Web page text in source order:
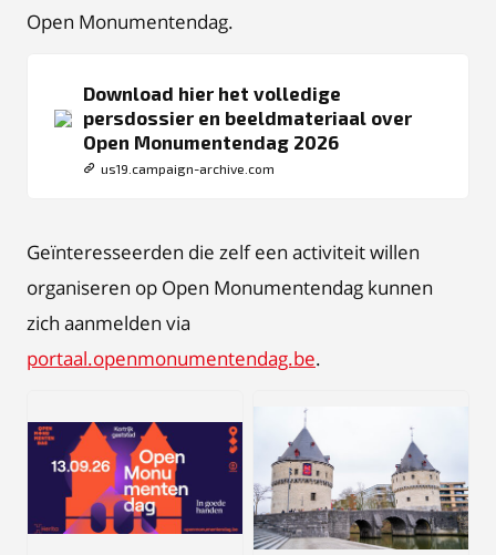
Open Monumentendag.
Download hier het volledige
persdossier en beeldmateriaal over
Open Monumentendag 2026
us19.campaign-archive.com
Geïnteresseerden die zelf een activiteit willen
organiseren op Open Monumentendag kunnen
zich aanmelden via
portaal.openmonumentendag.be.
JPG